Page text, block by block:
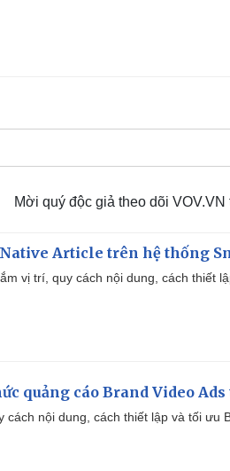
Mời quý độc giả theo dõi VOV.VN
Article trên hệ thống
vị trí, quy cách nội dung, cách thiết
quảng cáo Brand Video
nội dung, cách thiết lập và tối ưu